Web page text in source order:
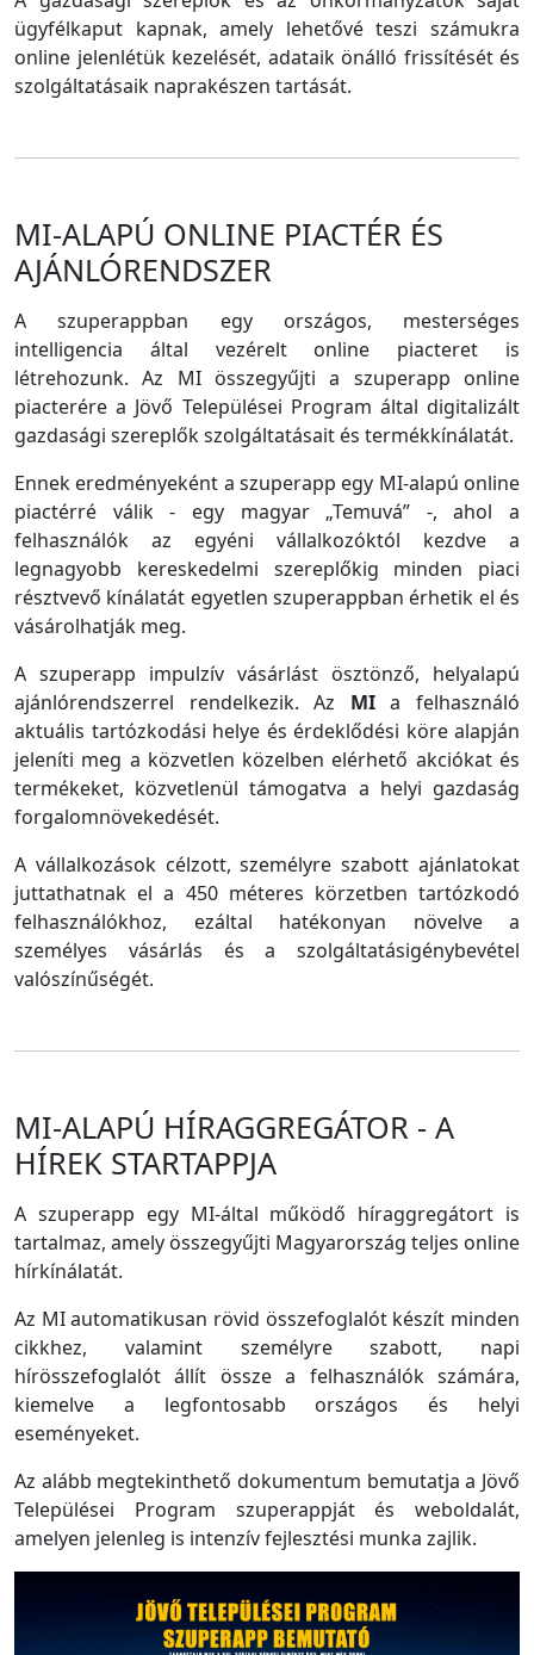
ügyfélkaput kapnak, amely lehetővé teszi számukra
online jelenlétük kezelését, adataik önálló frissítését és
szolgáltatásaik naprakészen tartását.
MI-ALAPÚ ONLINE PIACTÉR ÉS
AJÁNLÓRENDSZER
A szuperappban egy országos, mesterséges
intelligencia által vezérelt online piacteret is
létrehozunk. Az MI összegyűjti a szuperapp online
piacterére a Jövő Települései Program által digitalizált
gazdasági szereplők szolgáltatásait és termékkínálatát.
Ennek eredményeként a szuperapp egy MI-alapú online
piactérré válik - egy magyar „Temuvá” -, ahol a
felhasználók az egyéni vállalkozóktól kezdve a
legnagyobb kereskedelmi szereplőkig minden piaci
résztvevő kínálatát egyetlen szuperappban érhetik el és
vásárolhatják meg.
A szuperapp impulzív vásárlást ösztönző, helyalapú
ajánlórendszerrel rendelkezik. Az MIa felhasználó
aktuális tartózkodási helye és érdeklődési köre alapján
jeleníti meg a közvetlen közelben elérhető akciókat és
termékeket, közvetlenül támogatva a helyi gazdaság
forgalomnövekedését.
A vállalkozások célzott, személyre szabott ajánlatokat
juttathatnak el a 450 méteres körzetben tartózkodó
felhasználókhoz, ezáltal hatékonyan növelve a
személyes vásárlás és a szolgáltatásigénybevétel
valószínűségét.
MI-ALAPÚ HÍRAGGREGÁTOR - A
HÍREK STARTAPPJA
A szuperapp egy MI-által működő híraggregátort is
tartalmaz, amely összegyűjti Magyarország teljes online
hírkínálatát.
Az MI automatikusan rövid összefoglalót készít minden
cikkhez, valamint személyre szabott, napi
hírösszefoglalót állít össze a felhasználók számára,
kiemelve a legfontosabb országos és helyi
eseményeket.
Az alább megtekinthető dokumentum bemutatja a Jövő
Települései Program szuperappját és weboldalát,
amelyen jelenleg is intenzív fejlesztési munka zajlik.